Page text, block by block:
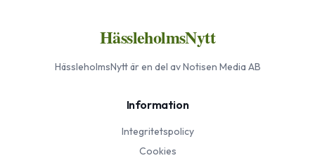
HässleholmsNytt
HässleholmsNyttär en del av Notisen Media AB
Information
Integritetspolicy
Cookies